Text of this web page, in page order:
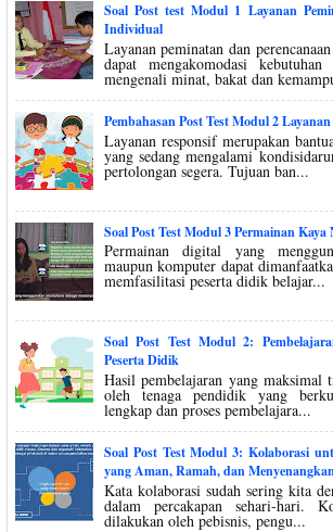
Soal Post test Modul 1 Layanan
Individual
Layanan peminatan dan
dapat mengakomodasi
mengenali minat, bakat dan
Pembahasan Post Test Modul 2
Layanan responsif merupakan
yang sedang mengalami
pertolongan segera. Tujuan ban...
Soal Post Test Modul 3 Permainan Kaya
Permainan digital yang
maupun komputer dapat
memfasilitasi peserta didik belajar...
Soal Post Test Modul 2:
Peserta Didik
Hasil pembelajaran yang maksimal
oleh tenaga pendidik yang
lengkap dan proses pembelajara...
Soal Post Test Modul 3: Kolaborasi
yang Aman, Ramah, dan
Kata kolaborasi sudah sering kita
dalam percakapan sehari-hari.
dilakukan oleh pebisnis, pengu...